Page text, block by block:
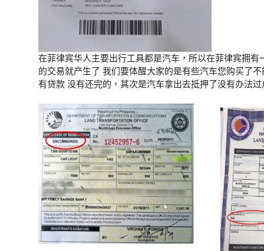
在菲律宾华人主要出行工具都是汽车，所以在菲律宾拥
的交易就产生了 我们要体醒大家的是有些汽车您购买了
有贷款 没有还完的，其次是汽车拿出去抵押了没有办法